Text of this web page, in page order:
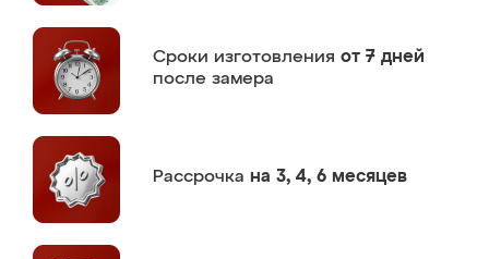
Сроки изготовления от 7 дней
после замера
Рассрочка на 3, 4, 6 месяцев